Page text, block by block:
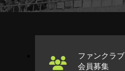
ファンクラブ
会員募集